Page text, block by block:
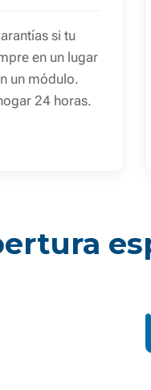
si tu
en un lugar
un módulo.
24 horas.